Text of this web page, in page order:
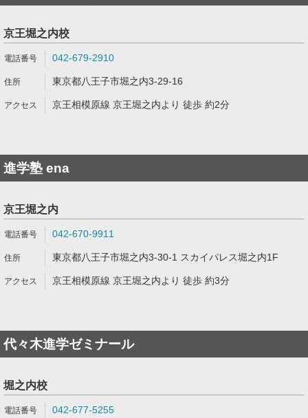
京王堀之内校
042-679-2910
東京都八王子市堀之内3-29-16
京王相模原線 京王堀之内より 徒歩 約2分
進学塾 ena
京王堀之内
042-670-9911
東京都八王子市堀之内3-30-1 スカイパレス堀之内1F
京王相模原線 京王堀之内より 徒歩 約3分
代々木進学ゼミナール
堀之内校
042-677-5255